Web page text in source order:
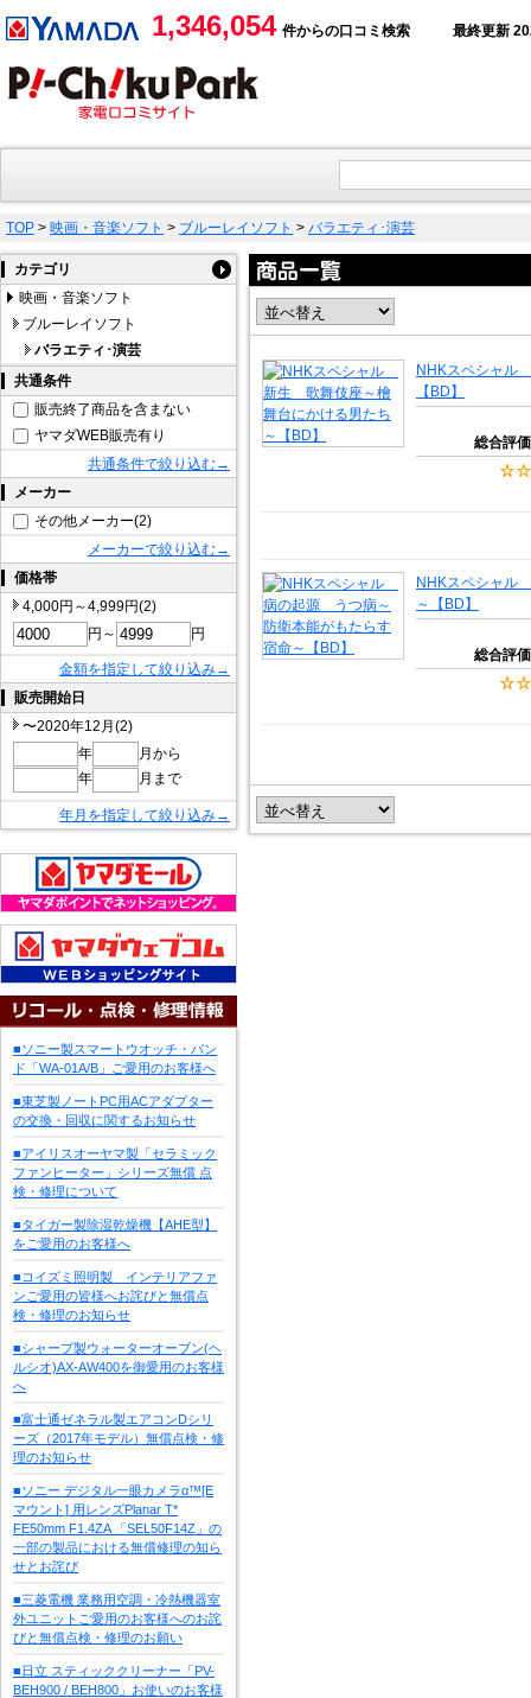
1,346,054 件からの口コミ検索 最終更新
TOP > 映画・音楽ソフト > ブルーレイソフト > バラエティ･演芸
カテゴリ
映画・音楽ソフト
ブルーレイソフト
バラエティ･演芸
共通条件
販売終了商品を含まない
ヤマダWEB販売有り
共通条件で絞り込む→
メーカー
その他メーカー(2)
メーカーで絞り込む→
価格帯
4,000円～4,999円(2)
円～
円
金額を指定して絞り込み→
販売開始日
〜2020年12月(2)
年
月から
年
月まで
年月を指定して絞り込み→
■ソニー製スマートウオッチ・バン
ド「WA-01A/B」ご愛用のお客様へ
■東芝製ノートPC用ACアダプター
の交換・回収に関するお知らせ
■アイリスオーヤマ製「セラミック
ファンヒーター」シリーズ無償 点
検・修理について
■タイガー製除湿乾燥機【AHE型】
をご愛用のお客様へ
■コイズミ照明製 インテリアファ
ンご愛用の皆様へお詫びと無償点
検・修理のお知らせ
■シャープ製ウォーターオーブン(ヘ
ルシオ)AX-AW400を御愛用のお客様
へ
■富士通ゼネラル製エアコンDシリ
ーズ（2017年モデル）無償点検・修
理のお知らせ
■ソニー デジタル一眼カメラα™[E
マウント] 用レンズPlanar T*
FE50mm F1.4ZA 「SEL50F14Z」の
一部の製品における無償修理の知ら
せとお詫び
■三菱電機 業務用空調・冷熱機器室
外ユニットご愛用のお客様へのお詫
びと無償点検・修理のお願い
■日立 スティッククリーナー「PV-
BEH900 / BEH800」お使いのお客様
NHKスペシャル
【BD】
総合評価
NHKスペシャル
～【BD】
総合評価